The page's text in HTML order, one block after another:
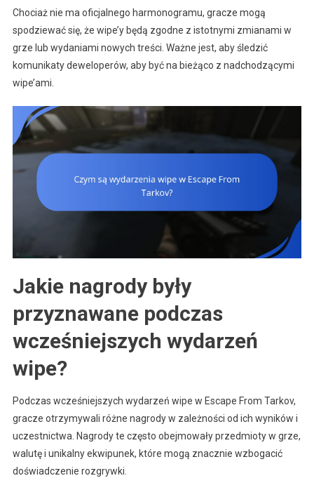
Chociaż nie ma oficjalnego harmonogramu, gracze mogą
spodziewać się, że wipe’y będą zgodne z istotnymi zmianami w
grze lub wydaniami nowych treści. Ważne jest, aby śledzić
komunikaty deweloperów, aby być na bieżąco z nadchodzącymi
wipe’ami.
Jakie nagrody były
przyznawane podczas
wcześniejszych wydarzeń
wipe?
Podczas wcześniejszych wydarzeń wipe w Escape From Tarkov,
gracze otrzymywali różne nagrody w zależności od ich wyników i
uczestnictwa. Nagrody te często obejmowały przedmioty w grze,
walutę i unikalny ekwipunek, które mogą znacznie wzbogacić
doświadczenie rozgrywki.